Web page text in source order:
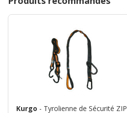
Kurgo - Tyrolienne de Sécurité ZIP